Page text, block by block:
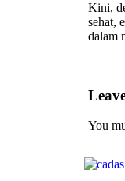
Kini,
sehat,
dalam
You